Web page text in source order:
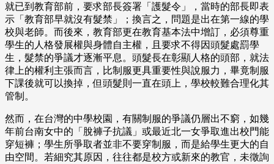
就已到教育部前，要求部長簽署「護髮令」，當時的部長即表
示「教育部早就沒有髮禁」；換言之，問題是出在第一線的學
校與老師。而後來，教育部更在教育基本法中增訂，必須尊重
學生的人格發展權與身體自主權，且要求不得因頭髮處罰學
生，髮禁的爭議才逐漸平息。頭髮長在彰顯人格的頭部，就法
律上的權利主張而言，比制服更具重要性與說服力，畢竟制服
下課後就可以換掉，但頭髮則一直在頭上，學校較難合理化其
管制。
然而，在台灣的中學校園，有關制服的爭議仍層出不窮，如幾
年前台南女中的「脫褲子抗議」或最近北一女爭取進出校門能
穿短褲；學生所爭取者並非不要穿制服，而是給學生更大的自
由空間。若細究其原因，往往都是校方或新來的教官，未徵詢